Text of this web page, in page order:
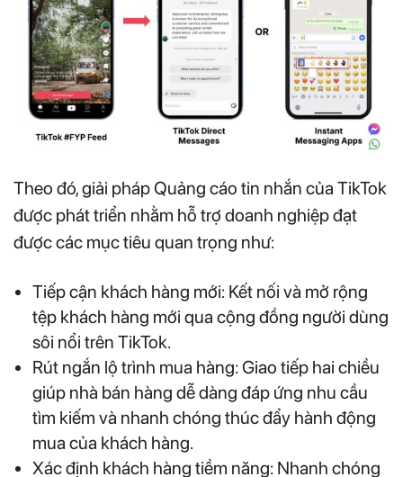
Theo đó, giải pháp Quảng cáo tin nhắn của TikTok
được phát triển nhằm hỗ trợ doanh nghiệp đạt
được các mục tiêu quan trọng như:
Tiếp cận khách hàng mới: Kết nối và mở rộng
tệp khách hàng mới qua cộng đồng người dùng
sôi nổi trên TikTok.
Rút ngắn lộ trình mua hàng: Giao tiếp hai chiều
giúp nhà bán hàng dễ dàng đáp ứng nhu cầu
tìm kiếm và nhanh chóng thúc đẩy hành động
mua của khách hàng.
Xác định khách hàng tiềm năng: Nhanh chóng